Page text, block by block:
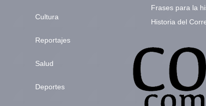
Cultura
Reportajes
Salud
Deportes
Frases para la
Historia del